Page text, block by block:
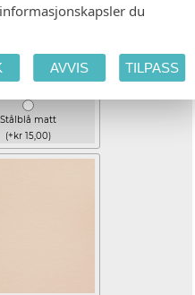
Stålblå matt
(+kr 15,00)
du
AVVIS TILPASS